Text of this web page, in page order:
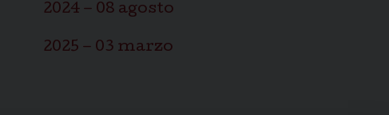
2024 – 08 agosto
2025 – 03 marzo